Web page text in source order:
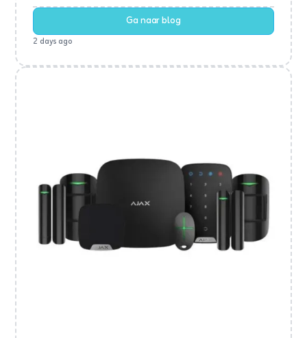
Ga naar blog
2 days ago